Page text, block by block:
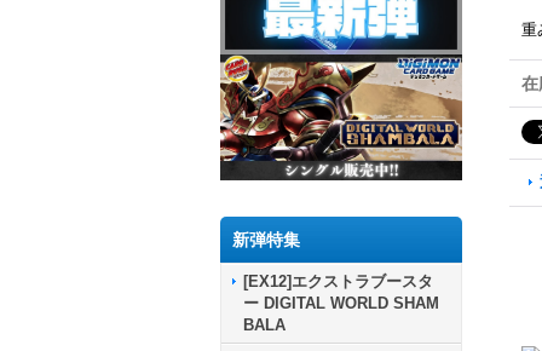
新弾特集
[EX12]エクストラブースタ
ー DIGITAL WORLD SHAM
BALA
重
在